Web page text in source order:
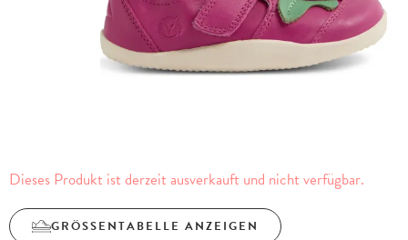
Dieses Produkt ist derzeit ausverkauft und nicht verfügbar.
GRÖSSENTABELLE ANZEIGEN